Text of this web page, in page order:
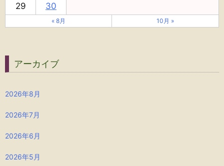
29
30
« 8月 10月 »
アーカイブ
2026年8月
2026年7月
2026年6月
2026年5月